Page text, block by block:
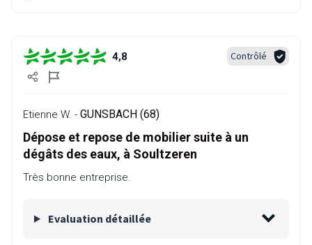
4,8 Contrôlé
Etienne W. - GUNSBACH (68)
Dépose et repose de mobilier suite à un
dégâts des eaux, à Soultzeren
Très bonne entreprise.
Evaluation détaillée